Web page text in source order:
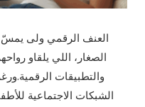
العنف الرقمي ولى يمسّ
الصغار، اللي يلقاو
والتطبيقات